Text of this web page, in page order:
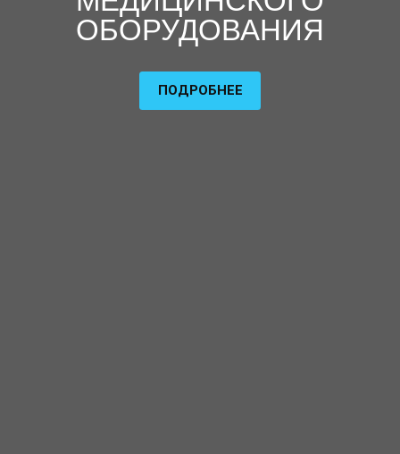
ОБОРУДОВАНИЯ
ПОДРОБНЕЕ